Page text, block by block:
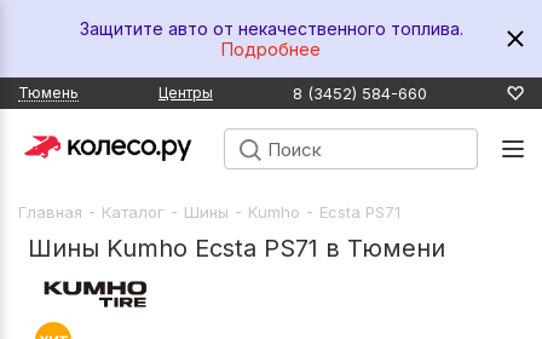
Защитите авто от некачественного топлива.
Подробнее
Тюмень Центры 8 (3452) 584-660
Главная - Каталог - Шины - Kumho - Ecsta PS71
Шины Kumho Ecsta PS71 в Тюмени